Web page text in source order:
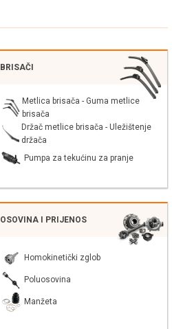
BRISAČI
Metlica brisača - Guma metlice
brisača
Držač metlice brisača - Uležištenje
držača
Pumpa za tekućinu za pranje
OSOVINA I PRIJENOS
Homokinetički zglob
Poluosovina
Manžeta